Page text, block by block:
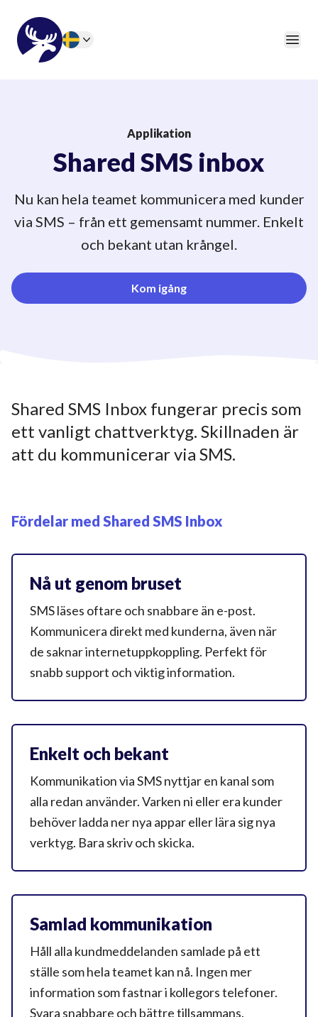
46elks
Applikation
Shared SMS inbox
Nu kan hela teamet kommunicera med kunder
via SMS – från ett gemensamt nummer. Enkelt
och bekant utan krångel.
Kom igång
Shared SMS Inbox fungerar precis som
ett vanligt chattverktyg. Skillnaden är
att du kommunicerarvia SMS.
Fördelar med Shared SMS Inbox
Nå ut genom bruset
SMS läses oftare och snabbare än e-post.
Kommunicera direkt med kunderna, även när
de saknar internetuppkoppling. Perfekt för
snabb support och viktig information.
Enkelt och bekant
Kommunikation via SMS nyttjar en kanal som
alla redan använder. Varken ni eller era kunder
behöver ladda ner nya appar eller lära sig nya
verktyg. Bara skriv och skicka.
Samlad kommunikation
Håll alla kundmeddelanden samlade på ett
ställe som hela teamet kan nå. Ingen mer
information som fastnar i kollegors telefoner.
Svara snabbare och bättre tillsammans.